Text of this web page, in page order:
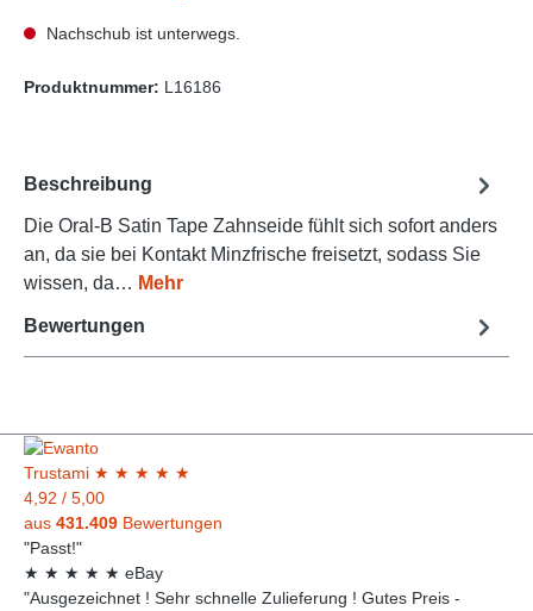
Nachschub ist unterwegs.
Produktnummer: L16186
Beschreibung
Die Oral-B Satin Tape Zahnseide fühlt sich sofort anders
an, da sie bei Kontakt Minzfrische freisetzt, sodass Sie
wissen, da… Mehr
Bewertungen
Trustami ★ ★ ★ ★ ★
4,92 / 5,00
aus 431.409 Bewertungen
"Passt!"
★ ★ ★ ★ ★ eBay
"Ausgezeichnet ! Sehr schnelle Zulieferung ! Gutes Preis -